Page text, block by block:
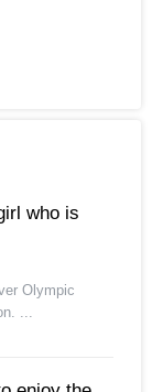
who is
Olympic
...